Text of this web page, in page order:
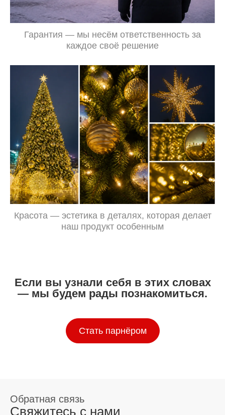
Гарантия — мы несём ответственность за
каждое своё решение
Красота — эстетика в деталях, которая делает
наш продукт особенным
Если вы узнали себя в этих словах
— мы будем рады познакомиться.
Стать парнёром
Свяжитесь с нами